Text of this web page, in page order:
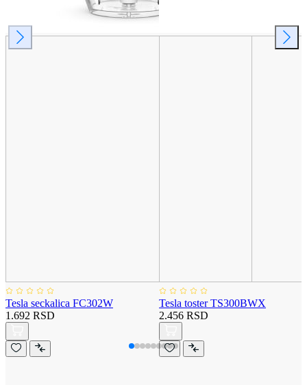
Tesla seckalica FC302W
1.692 RSD
Tesla toster TS300BWX
2.456 RSD